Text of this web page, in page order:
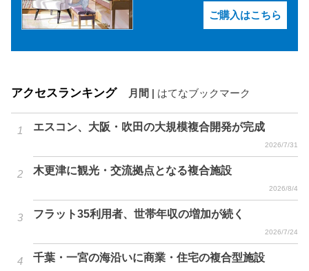
ご購入はこちら
アクセスランキング 月間 はてなブックマーク
エスコン、大阪・吹田の大規模複合開発が完成
2026/7/31
木更津に観光・交流拠点となる複合施設
2026/8/4
フラット35利用者、世帯年収の増加が続く
2026/7/24
千葉・一宮の海沿いに商業・住宅の複合型施設